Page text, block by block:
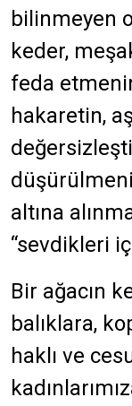
bilinmeyen
keder,
feda
hakaretin,
altına
“sevdikleri
Bir ağacın
balıklara,
haklı ve